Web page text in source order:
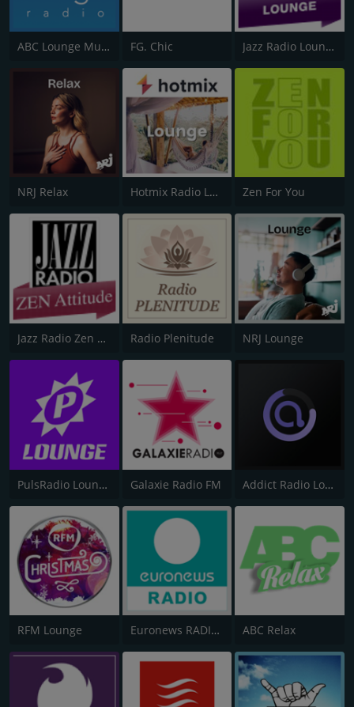
ABC Lounge Music FG. Chic Jazz Radio Lounge
NRJ Relax Hotmix Radio Lounge Zen For You
Jazz Radio Zen Attitude Radio Plenitude NRJ Lounge
PulsRadio Lounge Galaxie Radio FM Addict Radio Lounge
RFM Lounge Euronews RADIO - Français ABC Relax